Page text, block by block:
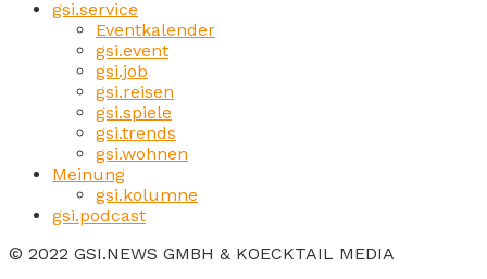
gsi.service
Eventkalender
gsi.event
gsi.job
gsi.reisen
gsi.spiele
gsi.trends
gsi.wohnen
Meinung
gsi.kolumne
gsi.podcast
© 2022 GSI.NEWS GMBH & KOECKTAIL MEDIA